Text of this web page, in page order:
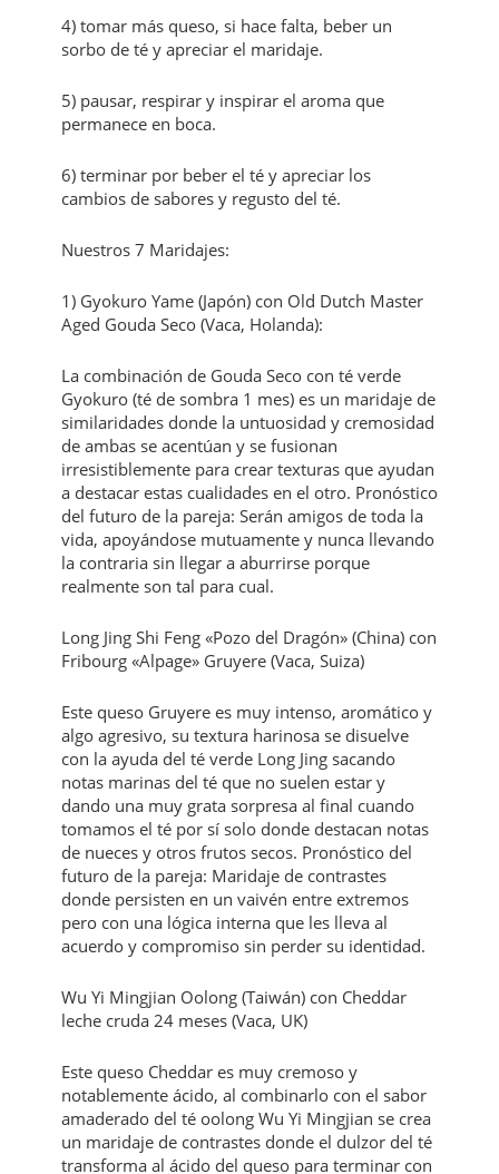
4) tomar más queso, si hace falta, beber un
sorbo de té y apreciar el maridaje.
5) pausar, respirar y inspirar el aroma que
permanece en boca.
6) terminar por beber el té y apreciar los
cambios de sabores y regusto del té.
Nuestros 7 Maridajes:
1) Gyokuro Yame (Japón) con Old Dutch Master
Aged Gouda Seco (Vaca, Holanda):
La combinación de Gouda Seco con té verde
Gyokuro (té de sombra 1 mes) es un maridaje de
similaridades donde la untuosidad y cremosidad
de ambas se acentúan y se fusionan
irresistiblemente para crear texturas que ayudan
a destacar estas cualidades en el otro. Pronóstico
del futuro de la pareja: Serán amigos de toda la
vida, apoyándose mutuamente y nunca llevando
la contraria sin llegar a aburrirse porque
realmente son tal para cual.
Long Jing Shi Feng «Pozo del Dragón» (China) con
Fribourg «Alpage» Gruyere (Vaca, Suiza)
Este queso Gruyere es muy intenso, aromático y
algo agresivo, su textura harinosa se disuelve
con la ayuda del té verde Long Jing sacando
notas marinas del té que no suelen estar y
dando una muy grata sorpresa al final cuando
tomamos el té por sí solo donde destacan notas
de nueces y otros frutos secos. Pronóstico del
futuro de la pareja: Maridaje de contrastes
donde persisten en un vaivén entre extremos
pero con una lógica interna que les lleva al
acuerdo y compromiso sin perder su identidad.
Wu Yi Mingjian Oolong (Taiwán) con Cheddar
leche cruda 24 meses (Vaca, UK)
Este queso Cheddar es muy cremoso y
notablemente ácido, al combinarlo con el sabor
amaderado del té oolong Wu Yi Mingjian se crea
un maridaje de contrastes donde el dulzor del té
transforma al ácido del queso para terminar con